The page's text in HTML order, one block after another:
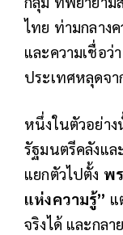
ไทย ท่ามกลางค
และความเชื่อ
ประเทศหลุดจา
หนึ่งในตัวอย่า
รัฐมนตรีคลังแ
แยกตัวไปตั้ง พ
แห่งความรู้” แ
จริงได้ และกลา